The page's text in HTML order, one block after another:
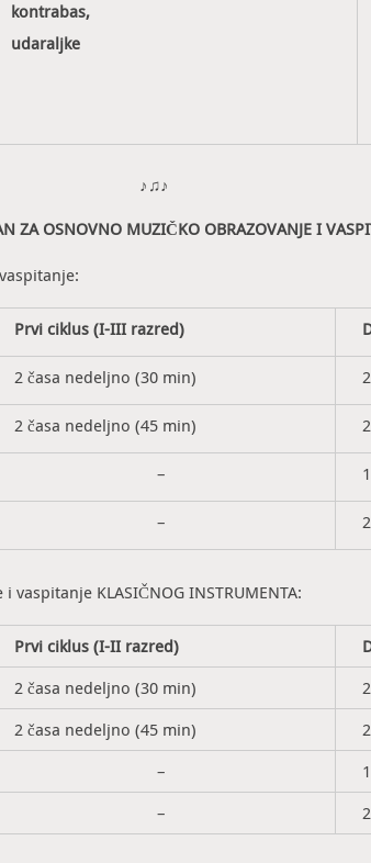
kontrabas,
udaraljke
♪♫♪
ZA OSNOVNO MUZIČKO OBRAZOVANJE I
Prvi ciklus (I-III razred)
2 časa nedeljno (30 min)
2 časa nedeljno (45 min)
–
–
KLASIČNOG INSTRUMENTA:
Prvi ciklus (I-II razred)
2 časa nedeljno (30 min)
2 časa nedeljno (45 min)
–
–